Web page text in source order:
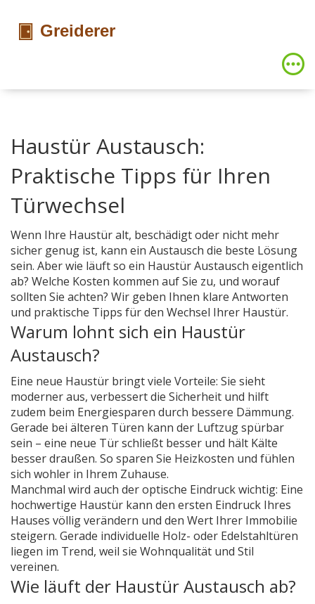
Haustür Austausch:
Praktische Tipps für Ihren
Türwechsel
Wenn Ihre Haustür alt, beschädigt oder nicht mehr
sicher genug ist, kann ein Austausch die beste Lösung
sein. Aber wie läuft so ein Haustür Austausch eigentlich
ab? Welche Kosten kommen auf Sie zu, und worauf
sollten Sie achten? Wir geben Ihnen klare Antworten
und praktische Tipps für den Wechsel Ihrer Haustür.
Warum lohnt sich ein Haustür
Austausch?
Eine neue Haustür bringt viele Vorteile: Sie sieht
moderner aus, verbessert die Sicherheit und hilft
zudem beim Energiesparen durch bessere Dämmung.
Gerade bei älteren Türen kann der Luftzug spürbar
sein – eine neue Tür schließt besser und hält Kälte
besser draußen. So sparen Sie Heizkosten und fühlen
sich wohler in Ihrem Zuhause.
Manchmal wird auch der optische Eindruck wichtig: Eine
hochwertige Haustür kann den ersten Eindruck Ihres
Hauses völlig verändern und den Wert Ihrer Immobilie
steigern. Gerade individuelle Holz- oder Edelstahltüren
liegen im Trend, weil sie Wohnqualität und Stil
vereinen.
Wie läuft der Haustür Austausch ab?